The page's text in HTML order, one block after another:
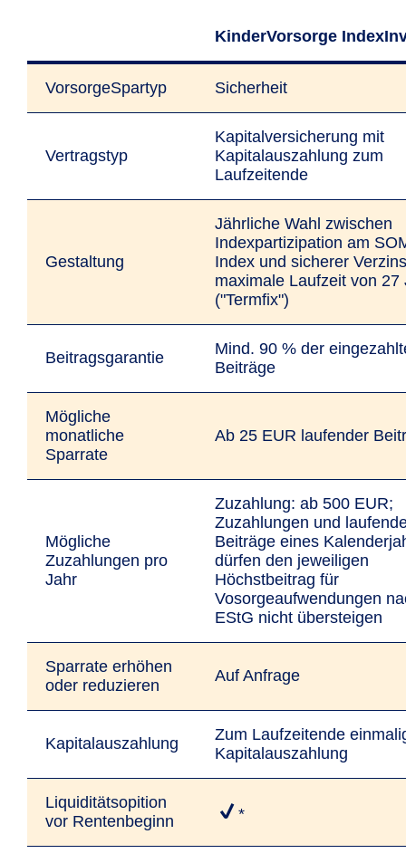
KinderVorsorge
VorsorgeSpartyp Sicherheit
Vertragstyp
Kapitalversicherung mit
Kapitalauszahlung zum
Laufzeitende
Gestaltung
Jährliche Wahl zwischen
Indexpartizipation am
Index und sicherer
maximale Laufzeit von 27
("Termfix")
Beitragsgarantie
Mind. 90 % der
Beiträge
Mögliche
monatliche
Sparrate
Ab 25 EUR laufender
Mögliche
Zuzahlungen pro
Jahr
Zuzahlung: ab 500 EUR;
Zuzahlungen und
Beiträge eines
dürfen den jeweiligen
Höchstbeitrag für
Vosorgeaufwendungen
EStG nicht übersteigen
Sparrate erhöhen
oder reduzieren
Auf Anfrage
Kapitalauszahlung
Zum Laufzeitende
Kapitalauszahlung
Liquiditätsopition
vor Rentenbeginn
*